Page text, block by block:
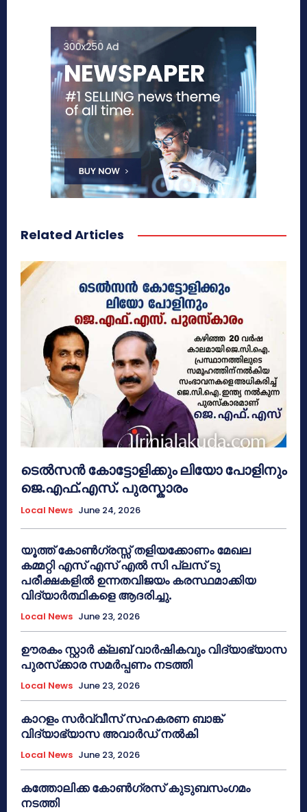
Related Articles
ടെൽസൻ കോട്ടോളിക്കും ലിയോ പോളിനും
ജെ.എഫ്.എസ്. പുരസ്കാരം
Local News June 24, 2026
യൂത്ത് കോൺഗ്രസ്സ് തളിയക്കോണം മേഖല
കമ്മറ്റി എസ് എസ് എൽ സി പ്ലസ് ടു
പരീക്ഷകളിൽ ഉന്നതവിജയം കരസ്ഥമാക്കിയ
വിദ്യാർത്ഥികളെ ആദരിച്ചു.
Local News June 23, 2026
ഊരകം സ്റ്റാർ ക്ലബ് വാർഷികവും വിദ്യാഭ്യാസ
പുരസ്‌ക്കാര സമർപ്പണം നടത്തി
Local News June 23, 2026
കാറളം സർവ്വീസ് സഹകരണ ബാങ്ക്
വിദ്യാഭ്യാസ അവാർഡ് നൽകി
Local News June 23, 2026
കത്തോലിക്ക കോൺഗ്രസ് കുടുബസംഗമം
നടത്തി